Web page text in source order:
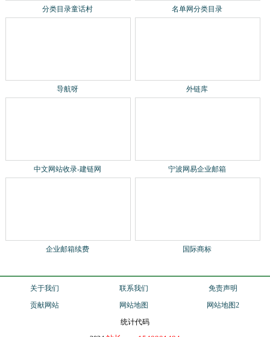
分类目录童话村 名单网分类目录
导航呀 外链库
中文网站收录-建链网 宁波网易企业邮箱
企业邮箱续费 国际商标
关于我们 联系我们
免责声明
贡献网站
网站地图
网站地图2
统计代码